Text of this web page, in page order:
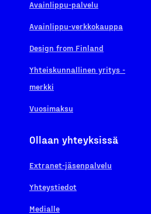
Avainlippu-palvelu
Avainlippu-verkkokauppa
Design from Finland
Yhteiskunnallinen yritys -
merkki
Vuosimaksu
Ollaan yhteyksissä
Extranet-jäsenpalvelu
Yhteystiedot
Medialle